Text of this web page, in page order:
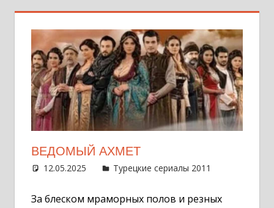
ВЕДОМЫЙ АХМЕТ
12.05.2025 Администратор
Турецкие сериалы 2011
За блеском мраморных полов и резных